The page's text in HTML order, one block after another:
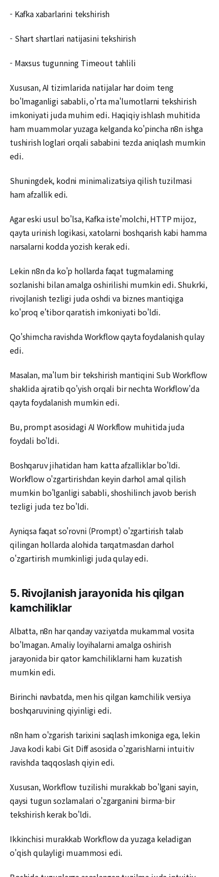
- Kafka xabarlarini tekshirish
- Shart shartlari natijasini tekshirish
- Maxsus tugunning Timeout tahlili
Xususan, AI tizimlarida natijalar har doim teng
bo'lmaganligi sababli, o'rta ma'lumotlarni tekshirish
imkoniyati juda muhim edi. Haqiqiy ishlash muhitida
ham muammolar yuzaga kelganda ko'pincha n8n ishga
tushirish loglari orqali sababini tezda aniqlash mumkin
edi.
Shuningdek, kodni minimalizatsiya qilish tuzilmasi
ham afzallik edi.
Agar eski usul bo'lsa, Kafka iste'molchi, HTTP mijoz,
qayta urinish logikasi, xatolarni boshqarish kabi hamma
narsalarni kodda yozish kerak edi.
Lekin n8n da ko'p hollarda faqat tugmalarning
sozlanishi bilan amalga oshirilishi mumkin edi. Shukrki,
rivojlanish tezligi juda oshdi va biznes mantiqiga
ko'proq e'tibor qaratish imkoniyati bo'ldi.
Qo'shimcha ravishda Workflow qayta foydalanish qulay
edi.
Masalan, ma'lum bir tekshirish mantiqini Sub Workflow
shaklida ajratib qo'yish orqali bir nechta Workflow'da
qayta foydalanish mumkin edi.
Bu, prompt asosidagi AI Workflow muhitida juda
foydali bo'ldi.
Boshqaruv jihatidan ham katta afzalliklar bo'ldi.
Workflow o'zgartirishdan keyin darhol amal qilish
mumkin bo'lganligi sababli, shoshilinch javob berish
tezligi juda tez bo'ldi.
Ayniqsa faqat so'rovni (Prompt) o'zgartirish talab
qilingan hollarda alohida tarqatmasdan darhol
o'zgartirish mumkinligi juda qulay edi.
5. Rivojlanish jarayonida his qilgan
kamchiliklar
Albatta, n8n har qanday vaziyatda mukammal vosita
bo'lmagan. Amaliy loyihalarni amalga oshirish
jarayonida bir qator kamchiliklarni ham kuzatish
mumkin edi.
Birinchi navbatda, men his qilgan kamchilik versiya
boshqaruvining qiyinligi edi.
n8n ham o'zgarish tarixini saqlash imkoniga ega, lekin
Java kodi kabi Git Diff asosida o'zgarishlarni intuitiv
ravishda taqqoslash qiyin edi.
Xususan, Workflow tuzilishi murakkab bo'lgani sayin,
qaysi tugun sozlamalari o'zgarganini birma-bir
tekshirish kerak bo'ldi.
Ikkinchisi murakkab Workflow da yuzaga keladigan
o'qish qulayligi muammosi edi.